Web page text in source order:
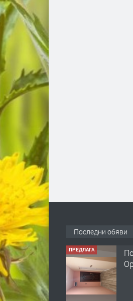
Последни обяви
ПРЕДЛАГА